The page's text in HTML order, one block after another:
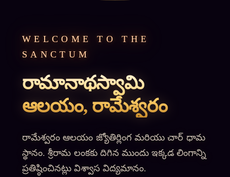
WELCOME TO THE
SANCTUM
రామానాథస్వామి
ఆలయం, రామేశ్వరం
రామేశ్వరం ఆలయం జ్యోతిర్లింగ మరియు చార్ ధామ
స్థానం. శ్రీరామ లంకకు దిగిన ముందు ఇక్కడ లింగాన్ని
ప్రతిష్ఠించినట్లు విశ్వాస విద్యమానం.